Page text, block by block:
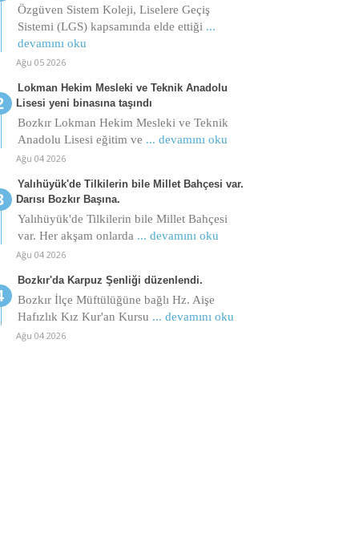
Özgüven Sistem Koleji, Liselere Geçiş
Sistemi (LGS) kapsamında elde ettiği ...
devamını oku
Ağu 05 2026
Lokman Hekim Mesleki ve Teknik Anadolu
Lisesi yeni binasına taşındı
Bozkır Lokman Hekim Mesleki ve Teknik
Anadolu Lisesi eğitim ve ... devamını oku
Ağu 04 2026
Yalıhüyük'de Tilkilerin bile Millet Bahçesi var.
Darısı Bozkır Başına.
Yalıhüyük'de Tilkilerin bile Millet Bahçesi
var. Her akşam onlarda ... devamını oku
Ağu 04 2026
Bozkır'da Karpuz Şenliği düzenlendi.
Bozkır İlçe Müftülüğüne bağlı Hz. Aişe
Hafızlık Kız Kur'an Kursu ... devamını oku
Ağu 04 2026